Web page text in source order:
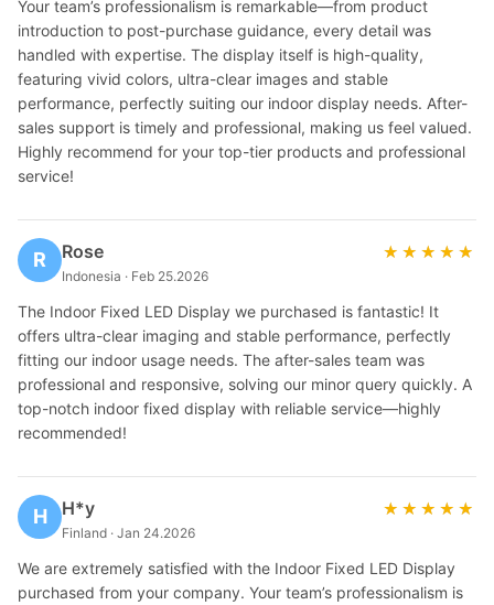
Your team’s professionalism is remarkable—from product
introduction to post-purchase guidance, every detail was
handled with expertise. The display itself is high-quality,
featuring vivid colors, ultra-clear images and stable
performance, perfectly suiting our indoor display needs. After-
sales support is timely and professional, making us feel valued.
Highly recommend for your top-tier products and professional
service!
R Rose
Indonesia · Feb 25.2026
★★★★★
★★★★★
The Indoor Fixed LED Display we purchased is fantastic! It
offers ultra-clear imaging and stable performance, perfectly
fitting our indoor usage needs. The after-sales team was
professional and responsive, solving our minor query quickly. A
top-notch indoor fixed display with reliable service—highly
recommended!
H H*y
Finland · Jan 24.2026
★★★★★
★★★★★
We are extremely satisfied with the Indoor Fixed LED Display
purchased from your company. Your team’s professionalism is